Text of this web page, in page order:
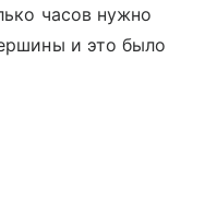
часов нужно
и это было